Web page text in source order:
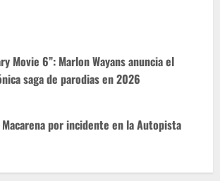
Movie 6”: Marlon Wayans anuncia el
saga de parodias en 2026
por incidente en la Autopista